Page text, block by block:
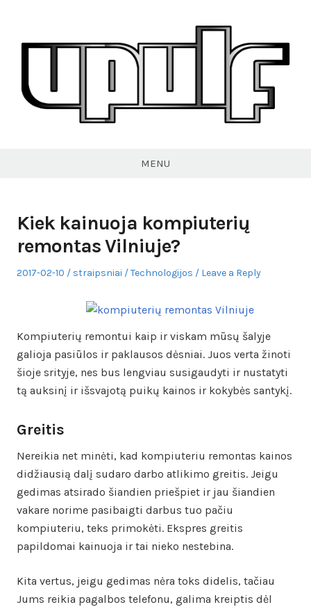
content
MENU
Kiek kainuoja kompiuterių
remontas Vilniuje?
Posted
2017-02-10 Author
straipsniai
Posted
Technologijos Leave a Reply
Kompiuterių remontui kaip ir viskam mūsų šalyje
galioja pasiūlos ir paklausos dėsniai. Juos verta žinoti
šioje srityje, nes bus lengviau susigaudyti ir nustatyti
tą auksinį ir išsvajotą puikų kainos ir kokybės santykį.
Greitis
Nereikia net minėti, kad kompiuteriu remontas kainos
didžiausią dalį sudaro darbo atlikimo greitis. Jeigu
gedimas atsirado šiandien priešpiet ir jau šiandien
vakare norime pasibaigti darbus tuo pačiu
kompiuteriu, teks primokėti. Ekspres greitis
papildomai kainuoja ir tai nieko nestebina.
Kita vertus, jeigu gedimas nėra toks didelis, tačiau
Jums reikia pagalbos telefonu, galima kreiptis dėl